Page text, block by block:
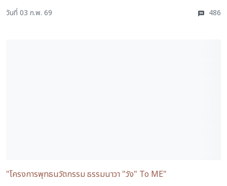
วันที่ 03 ก.พ. 69 486
"โครงการพุทธนวัตกรรม ธรรมนาวา "วัง" To ME"